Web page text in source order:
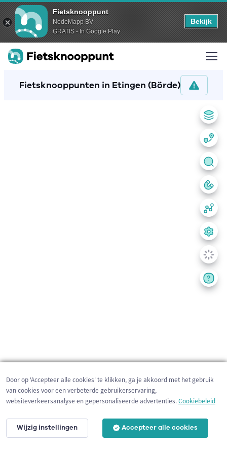
Fietsknooppunt
NodeMapp BV
GRATIS - In Google Play
Bekijk
Fietsknooppunten in Etingen (Börde)
200 m
Door op 'Accepteer alle cookies' te klikken, ga je akkoord met het gebruik
van cookies voor een verbeterde gebruikerservaring,
websiteverkeersanalyse en gepersonaliseerde advertenties.Cookiebeleid
Wijzig instellingen Accepteer alle cookies